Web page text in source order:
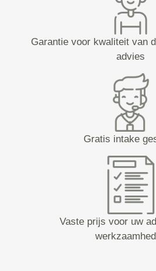
Garantie voor kwaliteit van
advies
Gratis intake
Vaste prijs voor uw